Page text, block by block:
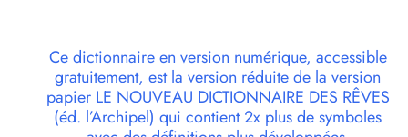
Ce dictionnaire en version numérique, accessible
gratuitement, est la version réduite de la version
papier LE NOUVEAU DICTIONNAIRE DES RÊVES
(éd. l’Archipel) qui contient 2x plus de symboles